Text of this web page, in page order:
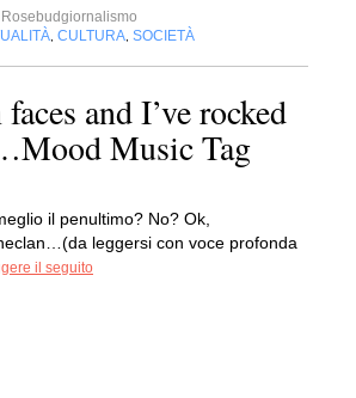
Rosebudgiornalismo
CULTURA SOCIETÀ
and I’ve rocked
Music Tag
il penultimo? No? Ok,
leggersi con voce profonda
il seguito